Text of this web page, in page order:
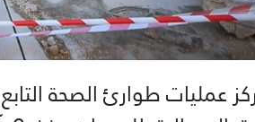
عمليات طوارئ الصحة